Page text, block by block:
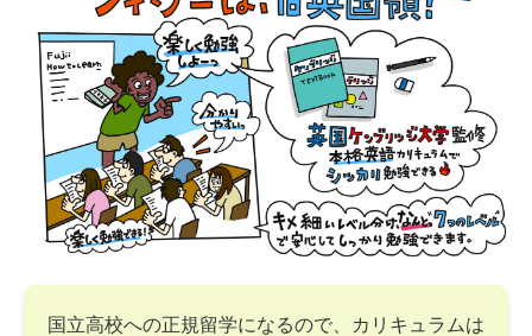
国立高校への正規留学になるので、カリキュラムは